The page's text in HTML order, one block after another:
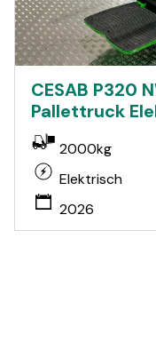
CESAB P320
Pallettruck
2000kg
Elektrisch
2026